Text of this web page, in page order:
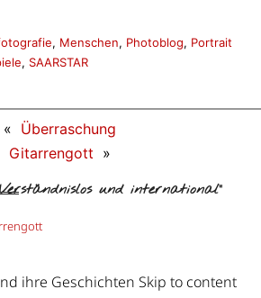
, Menschen, Photoblog, Portrait
, SAARSTAR
« Überraschung
Gitarrengott »
und international“
ihre Geschichten Skip to content